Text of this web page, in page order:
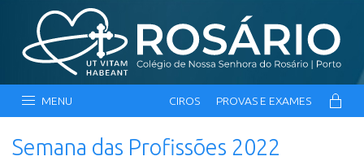
MENU CIROS PROVAS E EXAMES
Semana das Profissões 2022